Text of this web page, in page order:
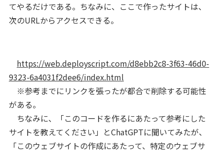
てやるだけである。ちなみに、ここで作ったサイトは、
次のURLからアクセスできる。
https://web.deployscript.com/d8ebb2c8-3f63-46d0-
9323-6a4031f2dee6/index.html
※参考までにリンクを張ったが都合で削除する可能性
がある。
ちなみに、「このコードを作るにあたって参考にした
サイトを教えてください」とChatGPTに聞いてみたが、
「このウェブサイトの作成にあたって、特定のウェブサ